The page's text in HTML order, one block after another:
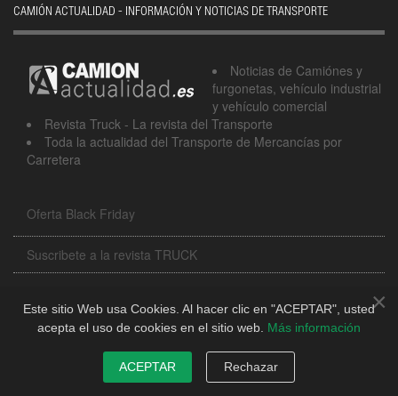
CAMIÓN ACTUALIDAD - INFORMACIÓN Y NOTICIAS DE TRANSPORTE
Noticias de Camiónes y
furgonetas, vehículo industrial
y vehículo comercial
Revista Truck - La revista del Transporte
Toda la actualidad del Transporte de Mercancías por
Carretera
Oferta Black Friday
Suscribete a la revista TRUCK
Revista Truck
×
Este sitio Web usa Cookies. Al hacer clic en "ACEPTAR", usted
acepta el uso de cookies en el sitio web. Más información
ACEPTAR Rechazar